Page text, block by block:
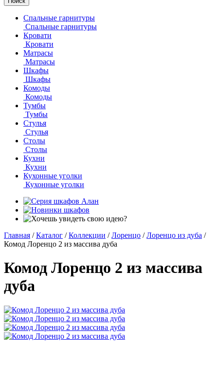
Спальные гарнитуры
Спальные гарнитуры
Кровати
Кровати
Матрасы
Матрасы
Шкафы
Шкафы
Комоды
Комоды
Тумбы
Тумбы
Стулья
Стулья
Столы
Столы
Кухни
Кухни
Кухонные уголки
Кухонные уголки
Главная / Каталог / Коллекции / Лоренцо / Лоренцо из дуба /
Комод Лоренцо 2 из массива дуба
Комод Лоренцо 2 из массива
дуба